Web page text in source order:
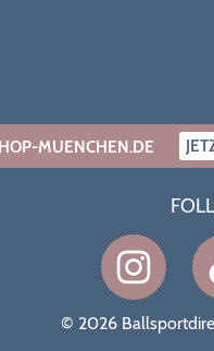
MUENCHEN.DE
© 2026